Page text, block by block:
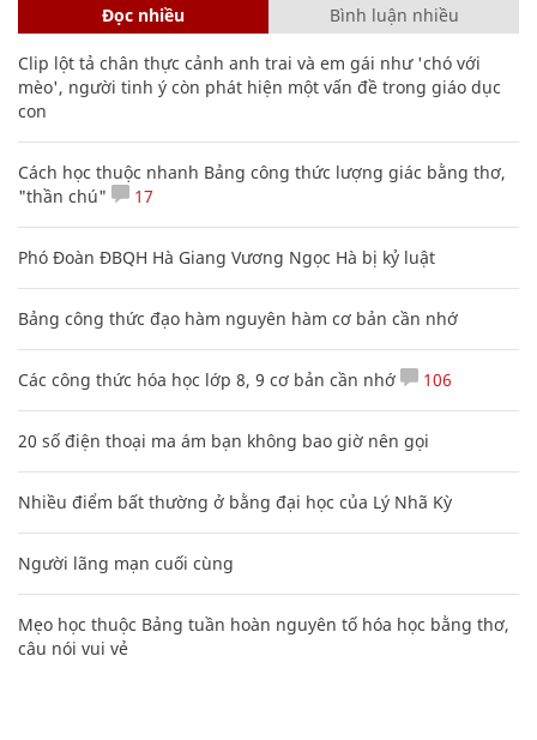
Đọc nhiều Bình luận nhiều
Clip lột tả chân thực cảnh anh trai và em gái như 'chó với
mèo', người tinh ý còn phát hiện một vấn đề trong giáo dục
con
Cách học thuộc nhanh Bảng công thức lượng giác bằng thơ,
"thần chú"
17
Phó Đoàn ĐBQH Hà Giang Vương Ngọc Hà bị kỷ luật
Bảng công thức đạo hàm nguyên hàm cơ bản cần nhớ
Các công thức hóa học lớp 8, 9 cơ bản cần nhớ 106
20 số điện thoại ma ám bạn không bao giờ nên gọi
Nhiều điểm bất thường ở bằng đại học của Lý Nhã Kỳ
Người lãng mạn cuối cùng
Mẹo học thuộc Bảng tuần hoàn nguyên tố hóa học bằng thơ,
câu nói vui vẻ